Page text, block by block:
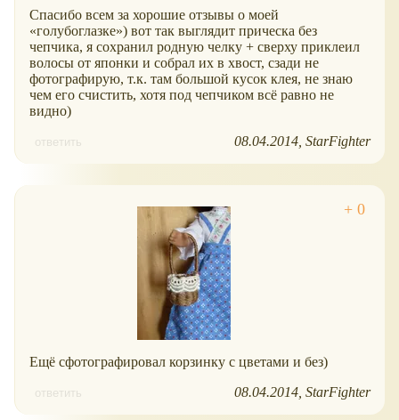
Спасибо всем за хорошие отзывы о моей
голубоглазке ) вот так выглядит прическа без
чепчика, я сохранил родную челку + сверху приклеил
волосы от японки и собрал их в хвост, сзади не
фотографирую, т.к. там большой кусок клея, не знаю
чем его счистить, хотя под чепчиком всё равно не
видно)
ответить 08.04.2014 StarFighter
Ещё сфотографировал корзинку с цветами и без)
ответить 08.04.2014 StarFighter